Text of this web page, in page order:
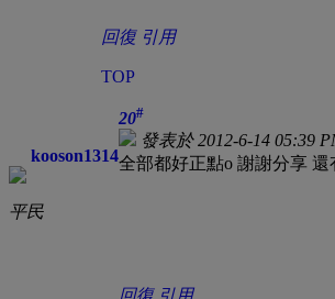
回復 引用
TOP
kooson1314
平民
20#
發表於 2012-6-14 05:39
全部都好正點o 謝謝分享
回復 引用